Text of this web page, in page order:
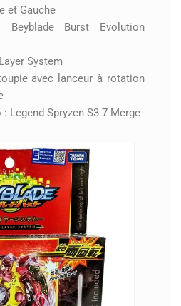
et Gauche
Beyblade Burst Evolution
System
avec lanceur à rotation
Legend Spryzen S3 7 Merge